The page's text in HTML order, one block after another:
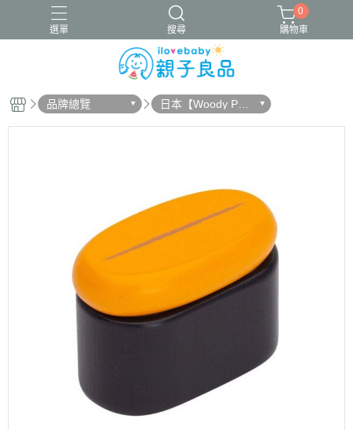
選單 搜尋
16吋腳踏車 ergobaby配件 寬口奶瓶
成長包巾卡片禮盒
0
購物車
品牌總覽
日本【Woody Pud
dy】